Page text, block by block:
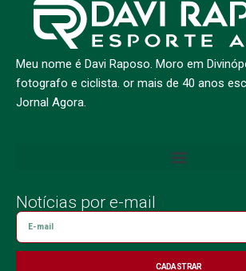
Meu nome é Davi Raposo. Moro em
fotografo e ciclista. or mais de 40 anos
Jornal Agora.
Notícias por e-mail
CADASTRAR